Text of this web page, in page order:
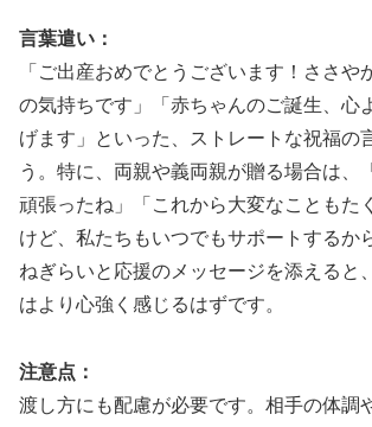
言葉遣い：
「ご出産おめでとうございます！ささや
の気持ちです」「赤ちゃんのご誕生、心
げます」といった、ストレートな祝福の
う。特に、両親や義両親が贈る場合は、
頑張ったね」「これから大変なこともた
けど、私たちもいつでもサポートするか
ねぎらいと応援のメッセージを添えると
はより心強く感じるはずです。
注意点：
渡し方にも配慮が必要です。相手の体調